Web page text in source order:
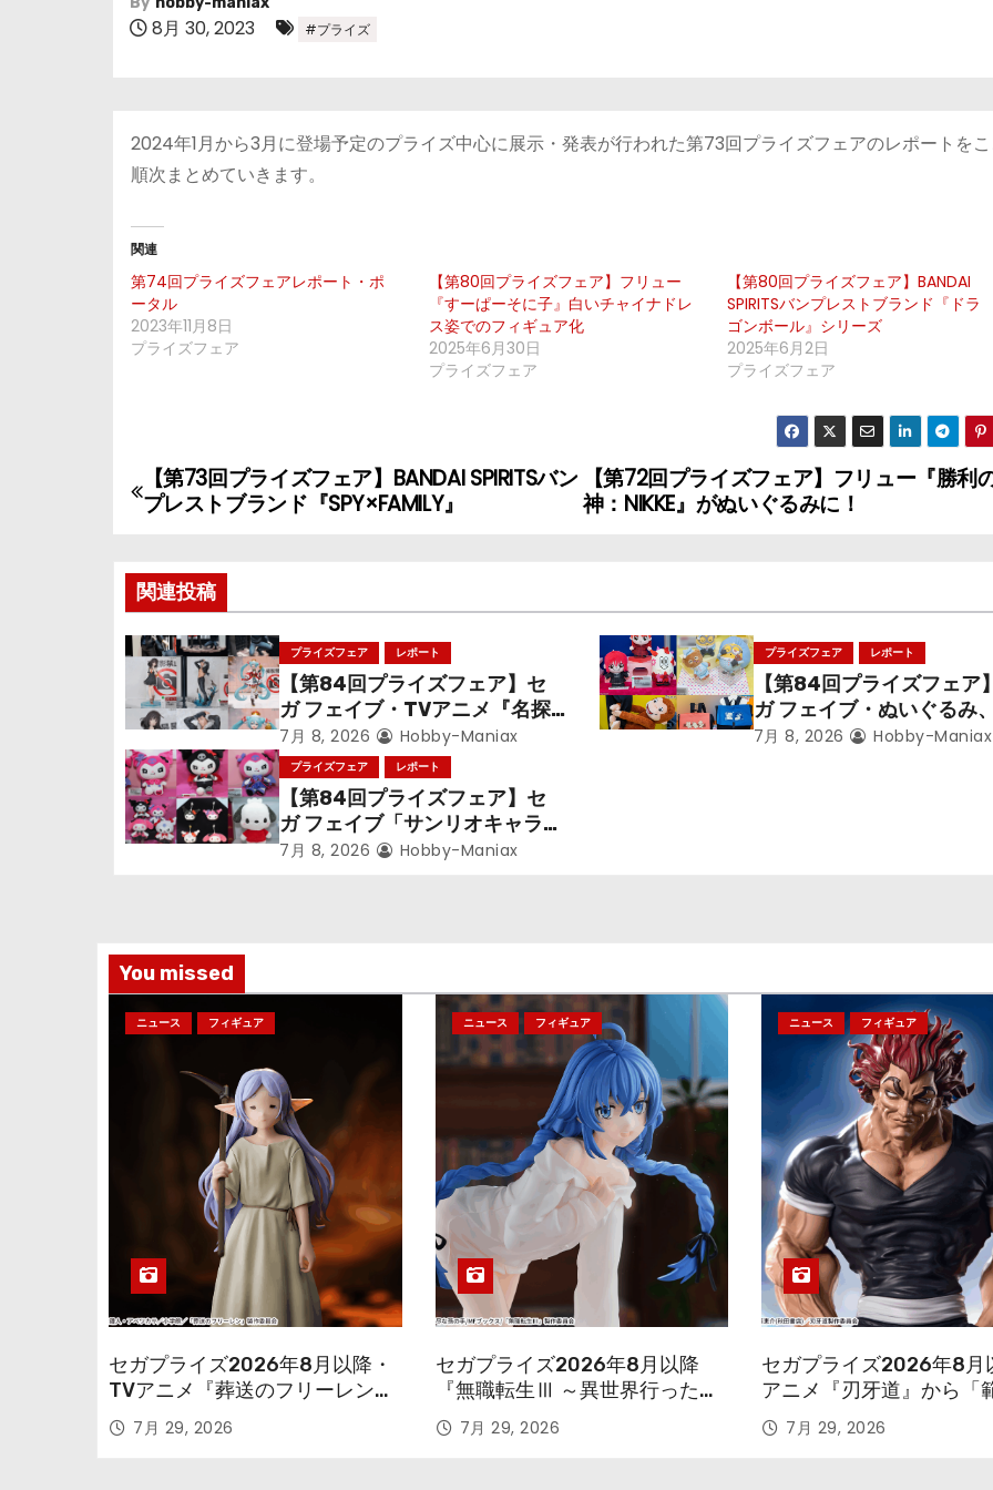
8月 30, 2023 #プライズ
2024年1月から3月に登場予定のプライズ中心に展示・発表が行われた第73回プライズフェアのレポートを
順次まとめていきます。
関連
第74回プライズフェアレポート・ポ
ータル
2023年11月8日
プライズフェア
【第80回プライズフェア】フリュー
『すーぱーそに子』白いチャイナドレ
ス姿でのフィギュア化
2025年6月30日
プライズフェア
【第80回プライズフェア】BANDAI
SPIRITSバンプレストブランド『ドラ
ゴンボール』シリーズ
2025年6月2日
プライズフェア
投
ナ
ビ
ゲ
ー
シ
ョ
【第72回プライズフェア】フリュー『勝利
神：NIKKE』がぬいぐるみに！
【第73回プライズフェア】BANDAI SPIRITSバン
プレストブランド『SPY×FAMILY』
関連投稿
プライズフェア レポート
【第84回プライズフェア】セ
ガ フェイブ・TVアニメ『名探
偵コナン』TVアニメ『呪術廻
戦』『〈物語〉シリーズ』「初
音ミク」
7月 8, 2026 Hobby-Maniax
プライズフェア レポート
【第84回プライズフェア
ガ フェイブ・ぬいぐるみ
ズ『LiSA』『ミニオン』『
7月 8, 2026 Hobby-Maniax
プライズフェア レポート
【第84回プライズフェア】セ
ガ フェイブ「サンリオキャラク
ターズ」
7月 8, 2026 Hobby-Maniax
You missed
ニュース フィギュア
セガプライズ2026年8月以降・
TVアニメ『葬送のフリーレン』
鉱山で300年働くことになっっ
ちゃった「フリーレン」を立体
7月 29, 2026
ニュース フィギュア
セガプライズ2026年8月以降
『無職転生Ⅲ ～異世界行ったら
本気だす～』から「ロキシー」
のフィギュアが登場！
7月 29, 2026
ニュース フィギュア
セガプライズ2026年8月
アニメ『刃牙道』から「
次郎」が登場ッッ!!
7月 29, 2026